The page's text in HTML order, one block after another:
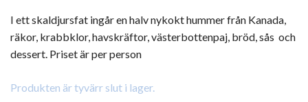
I ett skaldjursfat ingår en halv nykokt hummer från Kanada,
räkor, krabbklor, havskräftor, västerbottenpaj, bröd, sås och
dessert. Priset är per person
Produkten är tyvärr slut i lager.